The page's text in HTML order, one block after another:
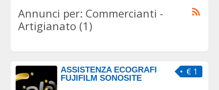
Annunci per: Commercianti -
Artigianato (1)
€ 1
ASSISTENZA ECOGRAFI
FUJIFILM SONOSITE